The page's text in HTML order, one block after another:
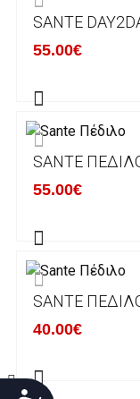
Χρόνος
ΠΟΛΙΤΙΚΗ
προιόν.
Βασική
να μην έχει
SANTE
55.00€
SANTE
55.00€
SANTE
40.00€